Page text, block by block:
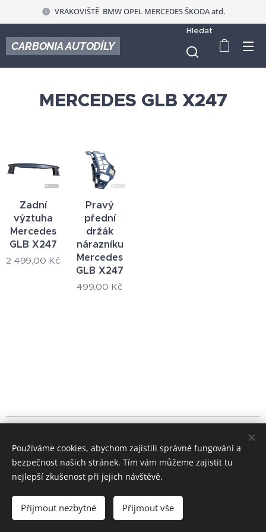
VRAKOVIŠTĚ BMW OPEL MERCEDES ŠKODA atd.
CARBONIA AUTODÍLY
Hledat
MERCEDES GLB X247
Zadní
výztuha
Mercedes
GLB X247
2 499,00 Kč
Pravý
přední
držák
nárazníku
Mercedes
GLB X247
499,00 Kč
+420 722 195 264
Cookies
Měna
CZK Kč
Používáme cookies, abychom zajistili správné fungování a
bezpečnost našich stránek. Tím vám můžeme zajistit tu
nejlepší zkušenost při jejich návštěvě.
Přijmout nezbytné Přijmout vše